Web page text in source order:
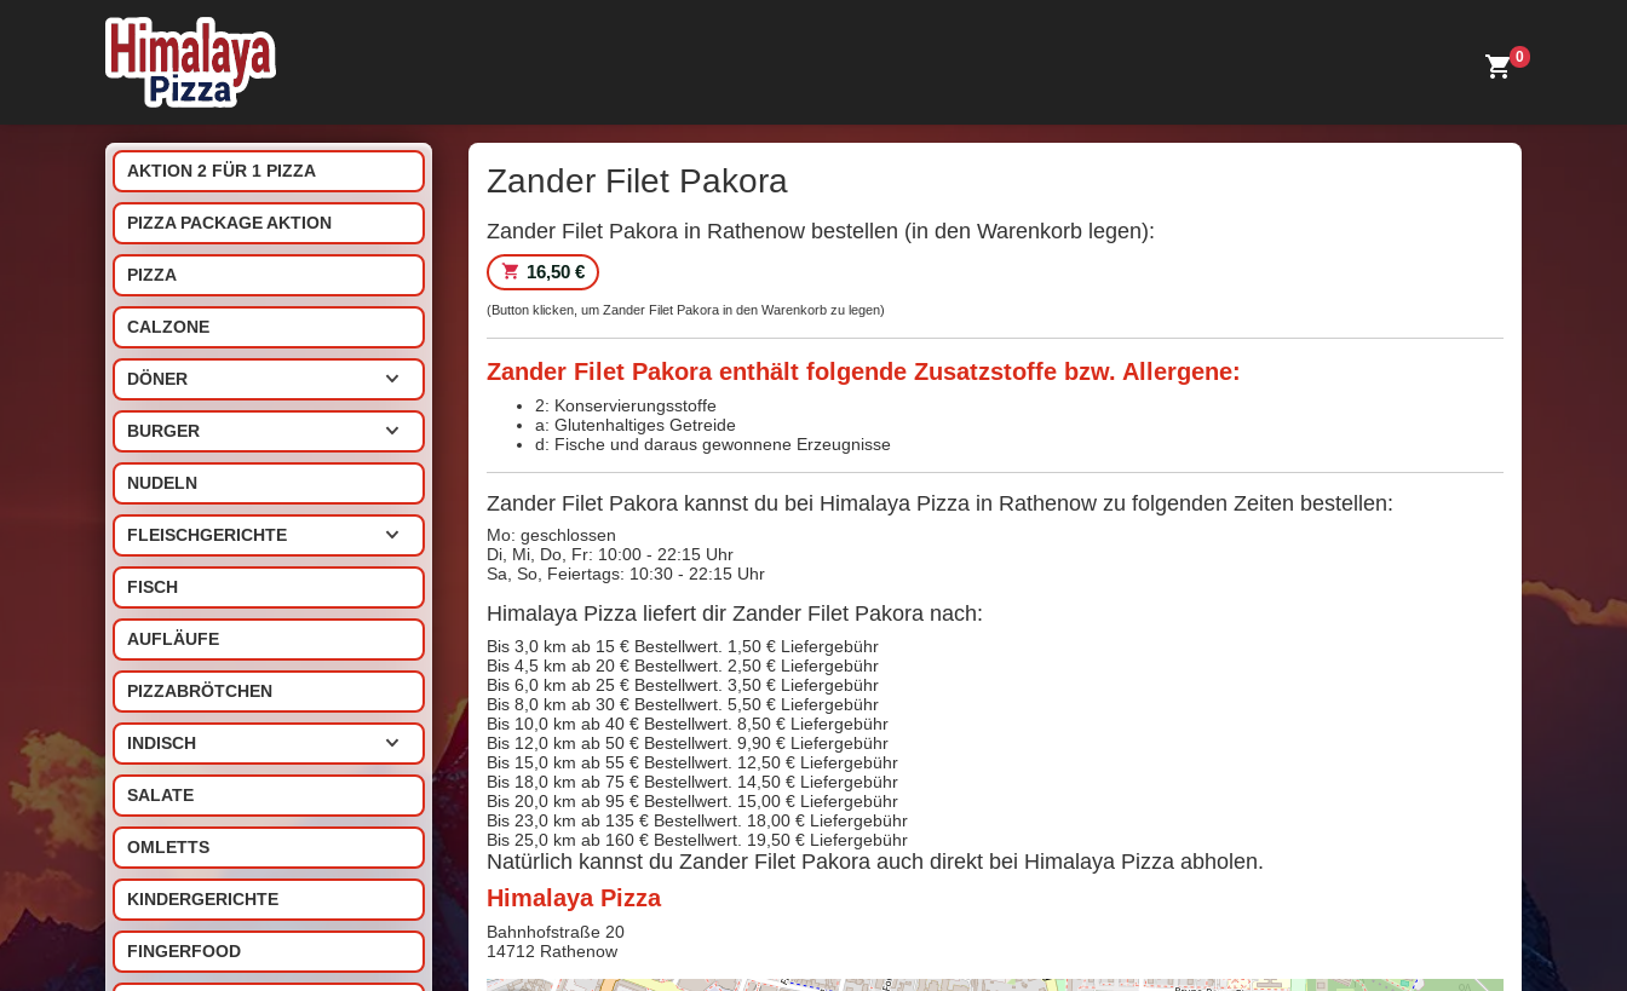
0
AKTION 2 FÜR 1 PIZZA
PIZZA PACKAGE AKTION
PIZZA
CALZONE
DÖNER
BURGER
NUDELN
FLEISCHGERICHTE
FISCH
AUFLÄUFE
PIZZABRÖTCHEN
INDISCH
SALATE
OMLETTS
KINDERGERICHTE
FINGERFOOD
Zander Filet Pakora
Zander Filet Pakora in Rathenow bestellen (in den Warenkorb legen):
16,50 €
(Button klicken, um Zander Filet Pakora in den Warenkorb zu legen)
Zander Filet Pakora enthält folgende Zusatzstoffe bzw. Allergene:
2: Konservierungsstoffe
a: Glutenhaltiges Getreide
d: Fische und daraus gewonnene Erzeugnisse
Zander Filet Pakora kannst du bei Himalaya Pizza in Rathenow zu folgenden Zeiten bestellen:
Mo: geschlossen
Di, Mi, Do, Fr: 10:00 - 22:15 Uhr
Sa, So, Feiertags: 10:30 - 22:15 Uhr
Himalaya Pizza liefert dir Zander Filet Pakora nach:
Bis 3,0 km ab 15 € Bestellwert. 1,50 € Liefergebühr
Bis 4,5 km ab 20 € Bestellwert. 2,50 € Liefergebühr
Bis 6,0 km ab 25 € Bestellwert. 3,50 € Liefergebühr
Bis 8,0 km ab 30 € Bestellwert. 5,50 € Liefergebühr
Bis 10,0 km ab 40 € Bestellwert. 8,50 € Liefergebühr
Bis 12,0 km ab 50 € Bestellwert. 9,90 € Liefergebühr
Bis 15,0 km ab 55 € Bestellwert. 12,50 € Liefergebühr
Bis 18,0 km ab 75 € Bestellwert. 14,50 € Liefergebühr
Bis 20,0 km ab 95 € Bestellwert. 15,00 € Liefergebühr
Bis 23,0 km ab 135 € Bestellwert. 18,00 € Liefergebühr
Bis 25,0 km ab 160 € Bestellwert. 19,50 € Liefergebühr
Natürlich kannst du Zander Filet Pakora auch direkt bei Himalaya Pizza abholen.
Himalaya Pizza
Bahnhofstraße 20
14712 Rathenow